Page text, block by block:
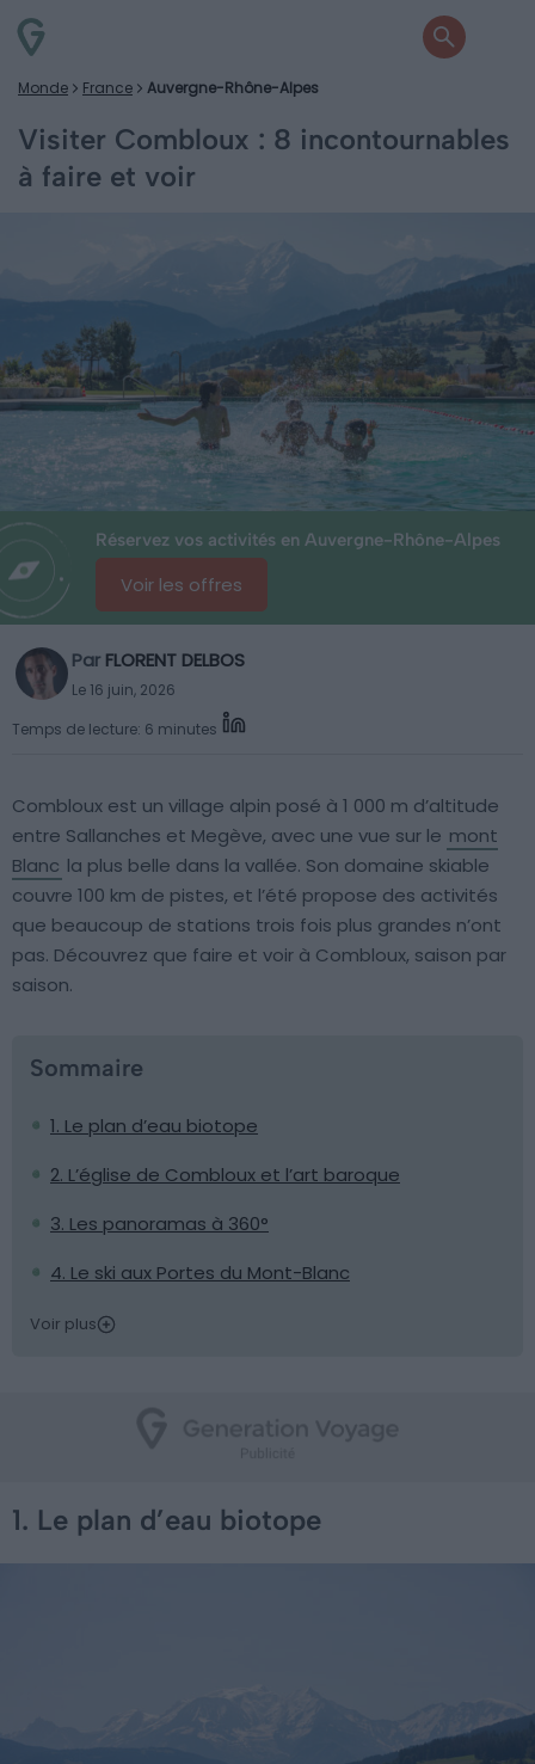
Monde France Auvergne-Rhône-Alpes
Visiter Combloux : 8 incontournables
à faire et voir
Réservez vos activités en Auvergne-Rhône-Alpes
Voir les offres
Par FLORENT DELBOS
Le 16 juin, 2026
Temps de lecture: 6 minutes
Combloux est un village alpin posé à 1 000 m d’altitude
entre Sallanches et Megève, avec une vue sur le mont
Blanc la plus belle dans la vallée. Son domaine skiable
couvre 100 km de pistes, et l’été propose des activités
que beaucoup de stations trois fois plus grandes n’ont
pas. Découvrez que faire et voir à Combloux, saison par
saison.
Sommaire
1. Le plan d’eau biotope
2. L’église de Combloux et l’art baroque
3. Les panoramas à 360°
4. Le ski aux Portes du Mont-Blanc
Voir plus
1. Le plan d’eau biotope